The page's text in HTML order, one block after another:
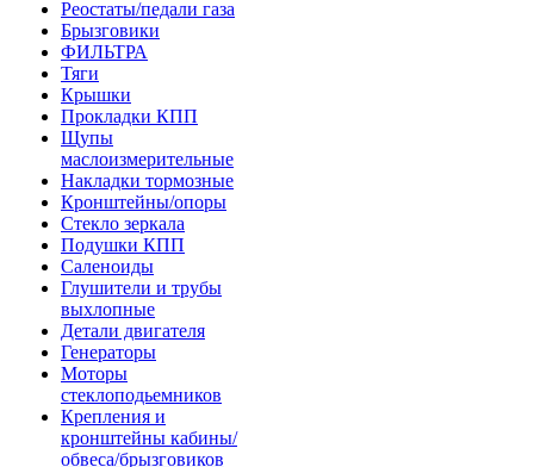
Реостаты/педали газа
Брызговики
ФИЛЬТРА
Тяги
Крышки
Прокладки КПП
Щупы
маслоизмерительные
Накладки тормозные
Кронштейны/опоры
Стекло зеркала
Подушки КПП
Саленоиды
Глушители и трубы
выхлопные
Детали двигателя
Генераторы
Моторы
стеклоподьемников
Крепления и
кронштейны кабины/
обвеса/брызговиков